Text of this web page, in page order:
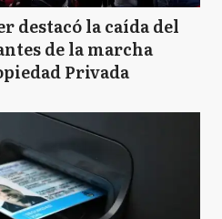
destacó la caída del
de la marcha
Privada